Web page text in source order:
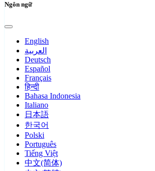
Ngôn ngữ
English
العربية
Deutsch
Español
Français
हिन्दी
Bahasa Indonesia
Italiano
日本語
한국어
Polski
Português
Tiếng Việt
中文(简体)